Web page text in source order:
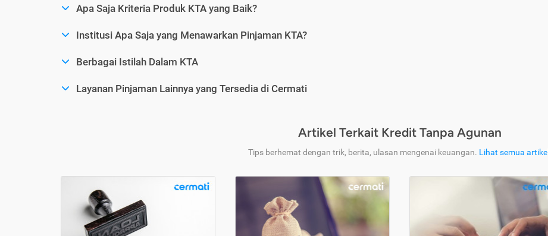
Apa Saja Kriteria Produk KTA yang Baik?
Institusi Apa Saja yang Menawarkan Pinjaman KTA?
Berbagai Istilah Dalam KTA
Layanan Pinjaman Lainnya yang Tersedia di Cermati
Artikel Terkait Kredit Tanpa Agunan
Tips berhemat dengan trik, berita, ulasan mengenai keuangan. Lihat semua artikel